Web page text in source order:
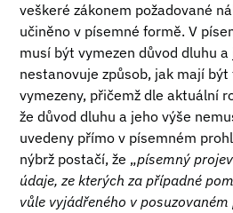
veškeré zákonem požadované
učiněno v písemné formě. V
musí být vymezen důvod dluhu
nestanovuje způsob, jak mají
vymezeny, přičemž dle aktuální
že důvod dluhu a jeho výše
uvedeny přímo v písemném
nýbrž postačí, že „písemný
údaje, ze kterých za případné
vůle vyjádřeného v